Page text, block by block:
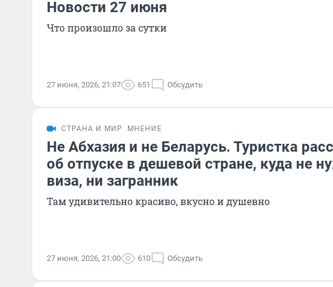
Новости 27 июня
Что произошло за сутки
27 июня, 2026, 21:07 651 Обсудить
СТРАНА И МИР МНЕНИЕ
Не Абхазия и не Беларусь. Туристка
об отпуске в дешевой стране, куда не
виза, ни загранник
Там удивительно красиво, вкусно и душевно
27 июня, 2026, 21:00 610 Обсудить